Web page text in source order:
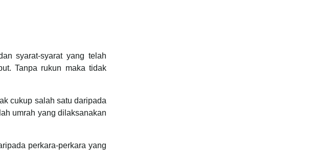
syarat-syarat yang telah
Tanpa rukun maka tidak
cukup salah satu daripada
umrah yang dilaksanakan
perkara-perkara yang